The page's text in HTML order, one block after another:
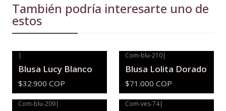
También podría interesarte uno de
estos
|
Blusa Lucy Blanco
$32.900 COP
Com-blu-210|
Blusa Lolita Dorado
$71.000 COP
Com-blu-209| Com-ves-74|